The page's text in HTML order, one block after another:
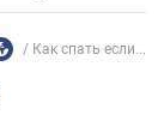
Как спать если...